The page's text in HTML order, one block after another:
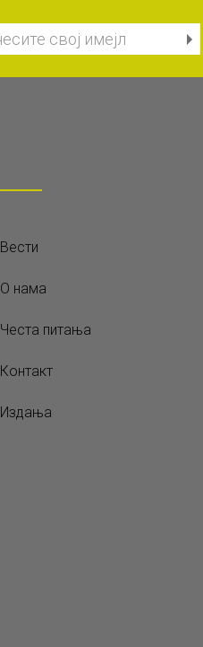
Вести
О нама
Честа питања
Контакт
Издања